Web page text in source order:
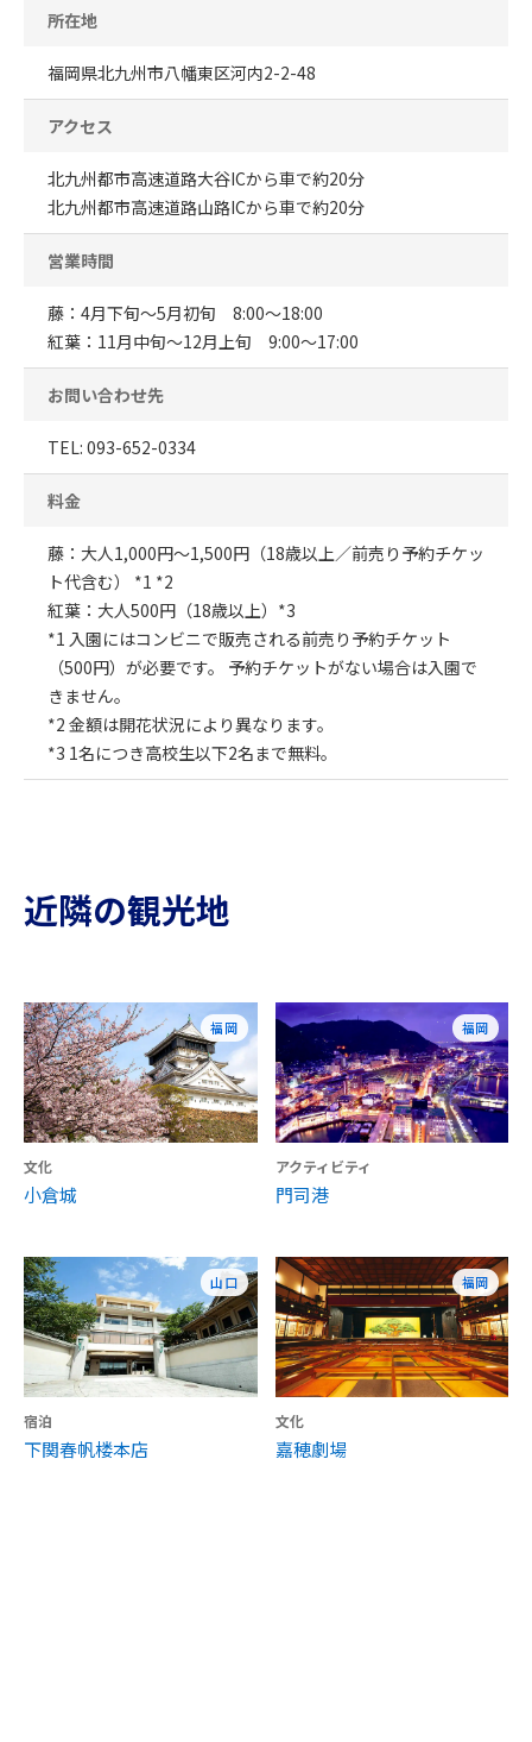
所在地
福岡県北九州市八幡東区河内2-2-48
アクセス
北九州都市高速道路大谷ICから車で約20分
北九州都市高速道路山路ICから車で約20分
営業時間
藤：4月下旬～5月初旬 8:00～18:00
紅葉：11月中旬〜12月上旬 9:00～17:00
お問い合わせ先
TEL: 093-652-0334
料金
藤：大人1,000円～1,500円（18歳以上／前売り予約チケッ
ト代含む） *1 *2
紅葉：大人500円（18歳以上）*3
*1 入園にはコンビニで販売される前売り予約チケット
（500円）が必要です。 予約チケットがない場合は入園で
きません。
*2 金額は開花状況により異なります。
*3 1名につき高校生以下2名まで無料。
近隣の観光地
福岡
文化
小倉城
福岡
アクティビティ
門司港
山口
宿泊
下関春帆楼本店
福岡
文化
嘉穂劇場